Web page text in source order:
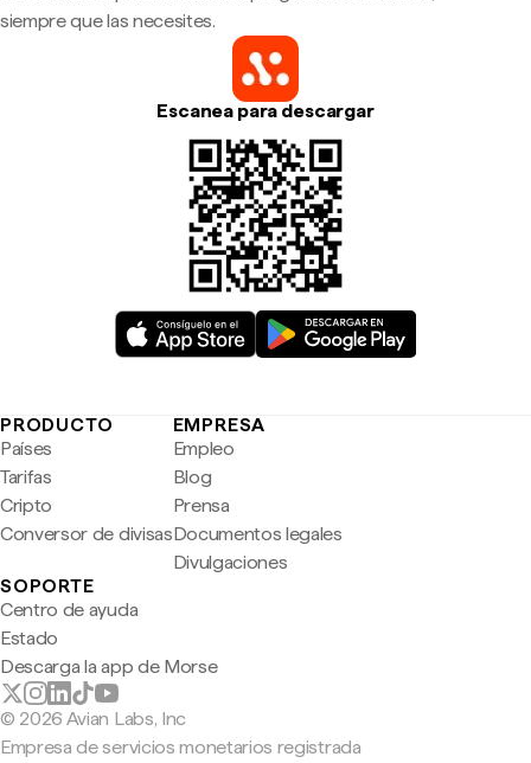
siempre que las necesites.
Escanea para descargar
PRODUCTO
Países
Tarifas
Cripto
Conversor de divisas
EMPRESA
Empleo
Blog
Prensa
Documentos legales
Divulgaciones
SOPORTE
Centro de ayuda
Estado
Descarga la app de Morse
© 2026 Avian Labs, Inc
Empresa de servicios monetarios registrada